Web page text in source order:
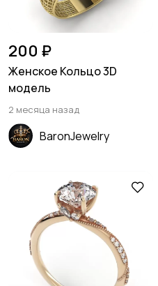
200 ₽
Женское Кольцо 3D
модель
2 месяца назад
BaronJewelry